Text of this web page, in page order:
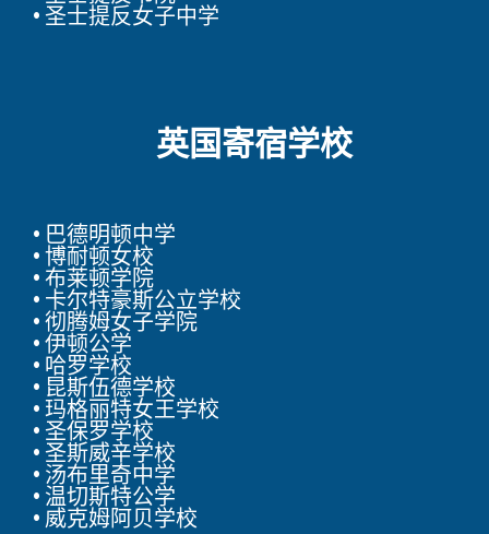
• 圣士提反女子中学
英国寄宿学校
• 巴德明顿中学
• 博耐顿女校
• 布莱顿学院
• 卡尔特豪斯公立学校
• 彻腾姆女子学院
• 伊顿公学
• 哈罗学校
• 昆斯伍德学校
• 玛格丽特女王学校
• 圣保罗学校
• 圣斯威辛学校
• 汤布里奇中学
• 温切斯特公学
• 威克姆阿贝学校